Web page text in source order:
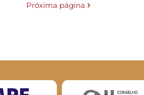
Próxima página